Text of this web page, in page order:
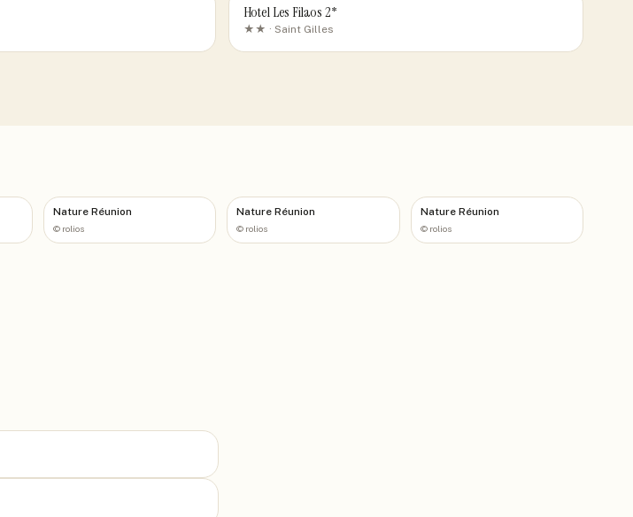
Hotel Les Filaos 2*
★★ · Saint Gilles
Nature Réunion
© rolios
Nature Réunion
© rolios
Nature Réunion
© rolios